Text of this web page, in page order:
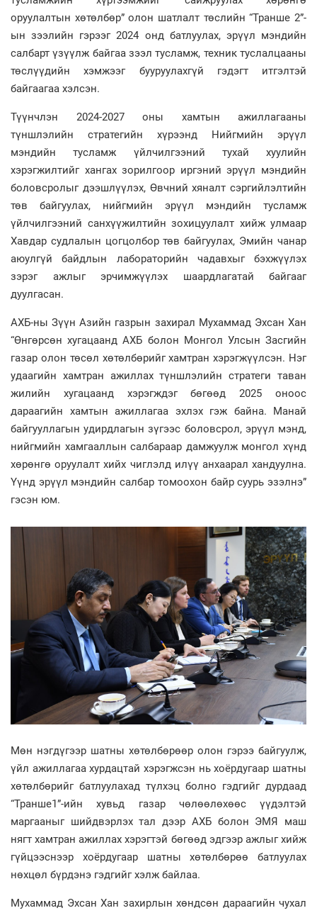
оруулалтын хөтөлбөр” олон шатлалт төслийн “Транше 2”-
ын зээлийн гэрээг 2024 онд батлуулах, эрүүл мэндийн
салбарт үзүүлж байгаа зээл тусламж, техник туслалцааны
төслүүдийн хэмжээг бууруулахгүй гэдэгт итгэлтэй
байгаагаа хэлсэн.
Түүнчлэн 2024-2027 оны хамтын ажиллагааны
түншлэлийн стратегийн хүрээнд Нийгмийн эрүүл
мэндийн тусламж үйлчилгээний тухай хуулийн
хэрэгжилтийг хангах зорилгоор иргэний эрүүл мэндийн
боловсролыг дээшлүүлэх, Өвчний хяналт сэргийлэлтийн
төв байгуулах, нийгмийн эрүүл мэндийн тусламж
үйлчилгээний санхүүжилтийн зохицуулалт хийж улмаар
Хавдар судлалын цогцолбор төв байгуулах, Эмийн чанар
аюулгүй байдлын лабораторийн чадавхыг бэхжүүлэх
зэрэг ажлыг эрчимжүүлэх шаардлагатай байгааг
дуулгасан.
АХБ-ны Зүүн Азийн газрын захирал Мухаммад Эхсан Хан
“Өнгөрсөн хугацаанд АХБ болон Монгол Улсын Засгийн
газар олон төсөл хөтөлбөрийг хамтран хэрэгжүүлсэн. Нэг
удаагийн хамтран ажиллах түншлэлийн стратеги таван
жилийн хугацаанд хэрэгждэг бөгөөд 2025 оноос
дараагийн хамтын ажиллагаа эхлэх гэж байна. Манай
байгууллагын удирдлагын зүгээс боловсрол, эрүүл мэнд,
нийгмийн хамгааллын салбараар дамжуулж монгол хүнд
хөрөнгө оруулалт хийх чиглэлд илүү анхаарал хандуулна.
Үүнд эрүүл мэндийн салбар томоохон байр суурь эзэлнэ”
гэсэн юм.
Мөн нэгдүгээр шатны хөтөлбөрөөр олон гэрээ байгуулж,
үйл ажиллагаа хурдацтай хэрэгжсэн нь хоёрдугаар шатны
хөтөлбөрийг батлуулахад түлхэц болно гэдгийг дурдаад
“Транше1”-ийн хувьд газар чөлөөлөхөөс үүдэлтэй
маргааныг шийдвэрлэх тал дээр АХБ болон ЭМЯ маш
нягт хамтран ажиллах хэрэгтэй бөгөөд эдгээр ажлыг хийж
гүйцээснээр хоёрдугаар шатны хөтөлбөрөө батлуулах
нөхцөл бүрдэнэ гэдгийг хэлж байлаа.
Мухаммад Эхсан Хан захирлын хөндсөн дараагийн чухал